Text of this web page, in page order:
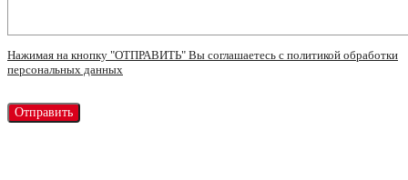
Нажимая на кнопку "ОТПРАВИТЬ" Вы соглашаетесь с политикой обработки
персональных данных